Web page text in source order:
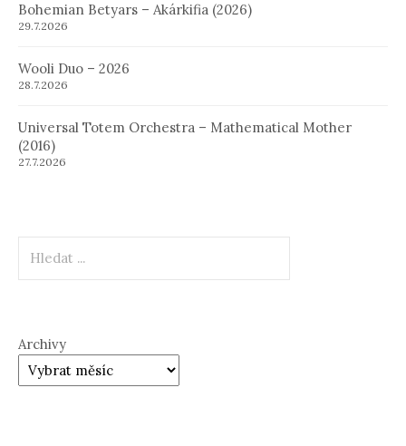
Bohemian Betyars – Akárkifia (2026)
29.7.2026
Wooli Duo – 2026
28.7.2026
Universal Totem Orchestra – Mathematical Mother
(2016)
27.7.2026
Archivy